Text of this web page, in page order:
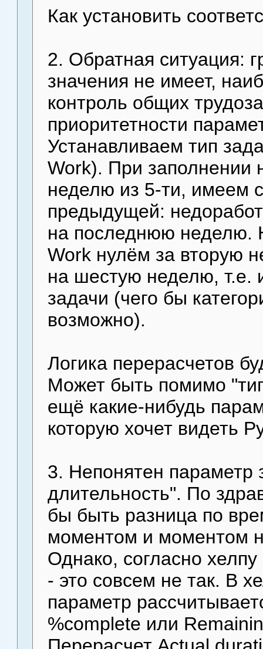
Как установить
2. Обратная ситуация:
значения не имеет,
контроль общих
приоритетности
Устанавливаем тип
Work). При заполнении
неделю из 5-ти, имеем
предыдущей:
на последнюю неделю.
Work нулём за вторую
на шестую неделю, т.е.
задачи (чего бы
возможно).
Логика перерасчетов
Может быть помимо
ещё какие-нибудь
которую хочет видеть
3. Непонятен параметр
длительность". По
бы быть разница по
моментом и моментом
Однако, согласно
- это совсем не так. В
параметр
%complete или